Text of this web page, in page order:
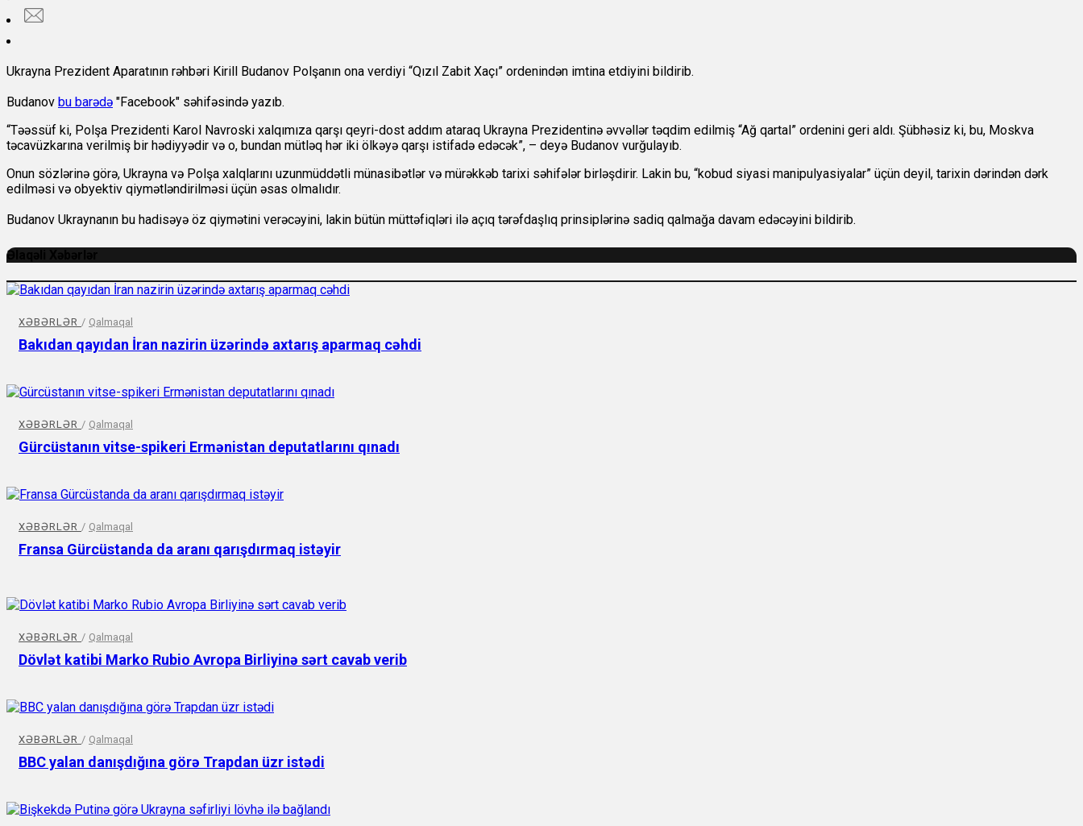
Ukrayna Prezident Aparatının rəhbəri Kirill Budanov Polşanın ona verdiyi “Qızıl Zabit Xaçı” ordenindən imtina etdiyini bildirib.
Budanov bu barədə "Facebook" səhifəsində yazıb.
“Təəssüf ki, Polşa Prezidenti Karol Navroski xalqımıza qarşı qeyri-dost addım ataraq Ukrayna Prezidentinə əvvəllər təqdim edilmiş “Ağ qartal” ordenini geri aldı. Şübhəsiz ki, bu, Moskva
təcavüzkarına verilmiş bir hədiyyədir və o, bundan mütləq hər iki ölkəyə qarşı istifadə edəcək”, – deyə Budanov vurğulayıb.
Onun sözlərinə görə, Ukrayna və Polşa xalqlarını uzunmüddətli münasibətlər və mürəkkəb tarixi səhifələr birləşdirir. Lakin bu, “kobud siyasi manipulyasiyalar” üçün deyil, tarixin dərindən dərk
edilməsi və obyektiv qiymətləndirilməsi üçün əsas olmalıdır.
Budanov Ukraynanın bu hadisəyə öz qiymətini verəcəyini, lakin bütün müttəfiqləri ilə açıq tərəfdaşlıq prinsiplərinə sadiq qalmağa davam edəcəyini bildirib.
Əlaqəli Xəbərlər
XƏBƏRLƏR / Qalmaqal
Bakıdan qayıdan İran nazirin üzərində axtarış aparmaq cəhdi
XƏBƏRLƏR / Qalmaqal
Gürcüstanın vitse-spikeri Ermənistan deputatlarını qınadı
XƏBƏRLƏR / Qalmaqal
Fransa Gürcüstanda da aranı qarışdırmaq istəyir
XƏBƏRLƏR / Qalmaqal
Dövlət katibi Marko Rubio Avropa Birliyinə sərt cavab verib
XƏBƏRLƏR / Qalmaqal
BBC yalan danışdığına görə Trapdan üzr istədi